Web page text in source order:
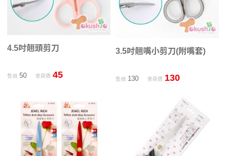
4.5吋翹頭剪刀
售價50 會員價 45
3.5吋翹嘴小剪刀(附嘴套)
售價 130 會員價 130